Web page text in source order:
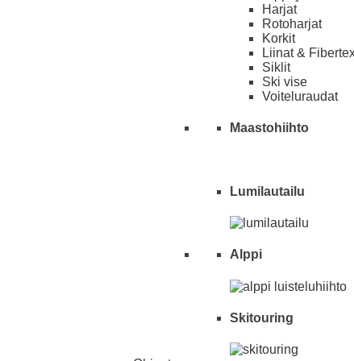
Harjat
Rotoharjat
Korkit
Liinat &
Siklit
Ski vise
Voiteluraudat
Maastohiihto
Lumilautailu
Alppi
Skitouring